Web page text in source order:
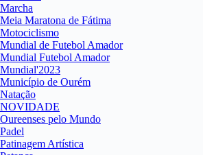
Marcha
Meia Maratona de Fátima
Motociclismo
Mundial de Futebol Amador
Mundial Futebol Amador
Mundial'2023
Município de Ourém
Natação
NOVIDADE
Oureenses pelo Mundo
Padel
Patinagem Artística